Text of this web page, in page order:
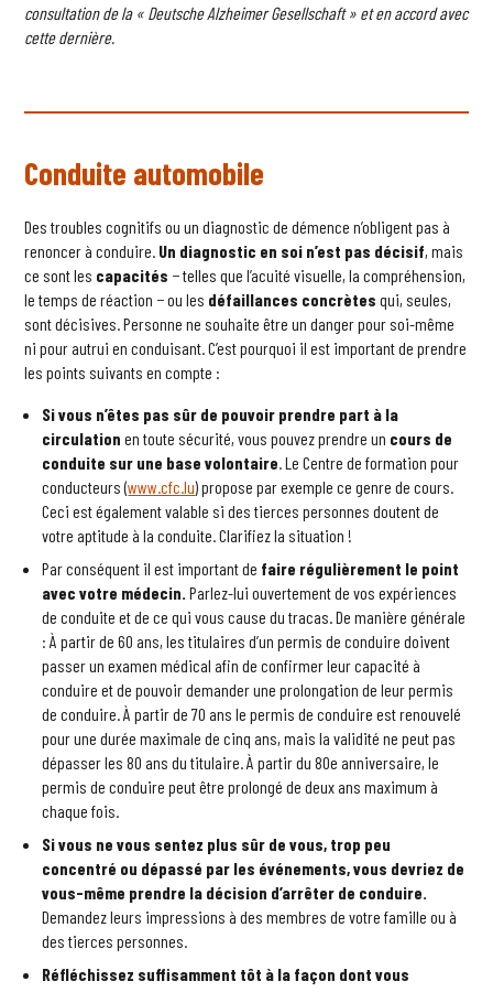
consultation de la « Deutsche Alzheimer Gesellschaft » et en accord avec
cette dernière.
Conduite automobile
Des troubles cognitifs ou un diagnostic de démence n’obligent pas à
renoncer à conduire. Un diagnostic en soi n’est pas décisif, mais
ce sont les capacités − telles que l’acuité visuelle, la compréhension,
le temps de réaction − ou les défaillances concrètes qui, seules,
sont décisives. Personne ne souhaite être un danger pour soi-même
ni pour autrui en conduisant. C’est pourquoi il est important de prendre
les points suivants en compte :
Si vous n’êtes pas sûr de pouvoir prendre part à la
circulation en toute sécurité, vous pouvez prendre un cours de
conduite sur une base volontaire . Le Centre de formation pour
conducteurs (www.cfc.lu) propose par exemple ce genre de cours.
Ceci est également valable si des tierces personnes doutent de
votre aptitude à la conduite. Clarifiez la situation !
Par conséquent il est important de faire régulièrement le point
avec votre médecin. Parlez-lui ouvertement de vos expériences
de conduite et de ce qui vous cause du tracas. De manière générale
: À partir de 60 ans, les titulaires d’un permis de conduire doivent
passer un examen médical afin de confirmer leur capacité à
conduire et de pouvoir demander une prolongation de leur permis
de conduire. À partir de 70 ans le permis de conduire est renouvelé
pour une durée maximale de cinq ans, mais la validité ne peut pas
dépasser les 80 ans du titulaire. À partir du 80e anniversaire, le
permis de conduire peut être prolongé de deux ans maximum à
chaque fois.
Si vous ne vous sentez plus sûr de vous, trop peu
concentré ou dépassé par les événements, vous devriez de
vous-même prendre la décision d’arrêter de conduire.
Demandez leurs impressions à des membres de votre famille ou à
des tierces personnes.
Réfléchissez suffisamment tôt à la façon dont vous